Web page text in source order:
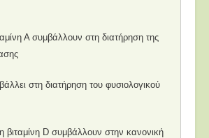
Α συμβάλλουν στη διατήρηση της
στη διατήρηση του φυσιολογικού
βιταμίνη D συμβάλλουν στην κανονική